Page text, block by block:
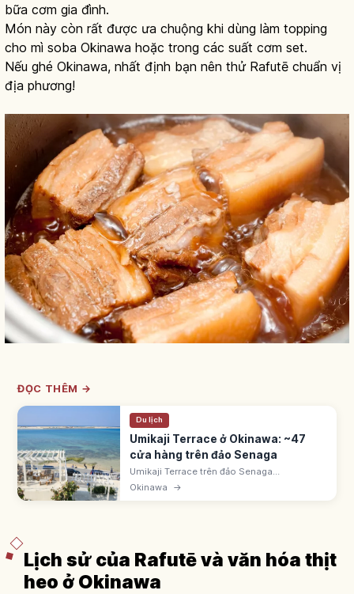
bữa cơm gia đình.
Món này còn rất được ưa chuộng khi dùng làm topping
cho mì soba Okinawa hoặc trong các suất cơm set.
Nếu ghé Okinawa, nhất định bạn nên thử Rafutē chuẩn vị
địa phương!
ĐỌC THÊM →
Du lịch
Umikaji Terrace ở Okinawa: ~47
cửa hàng trên đảo Senaga
Umikaji Terrace trên đảo Senaga
(Tomigusuku, Okinawa) cách sân bay Naha
Okinawa →
Lịch sử của Rafutē và văn hóa thịt
heo ở Okinawa